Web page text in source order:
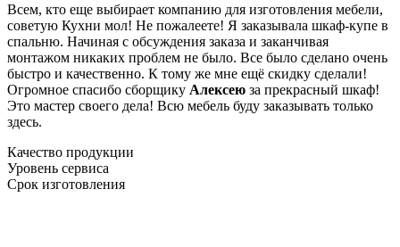
Всем, кто еще выбирает компанию для изготовления мебели,
советую Кухни мол! Не пожалеете! Я заказывала шкаф-купе в
спальню. Начиная с обсуждения заказа и заканчивая
монтажом никаких проблем не было. Все было сделано очень
быстро и качественно. К тому же мне ещё скидку сделали!
Огромное спасибо сборщику Алексею за прекрасный шкаф!
Это мастер своего дела! Всю мебель буду заказывать только
здесь.
Качество продукции
Уровень сервиса
Срок изготовления